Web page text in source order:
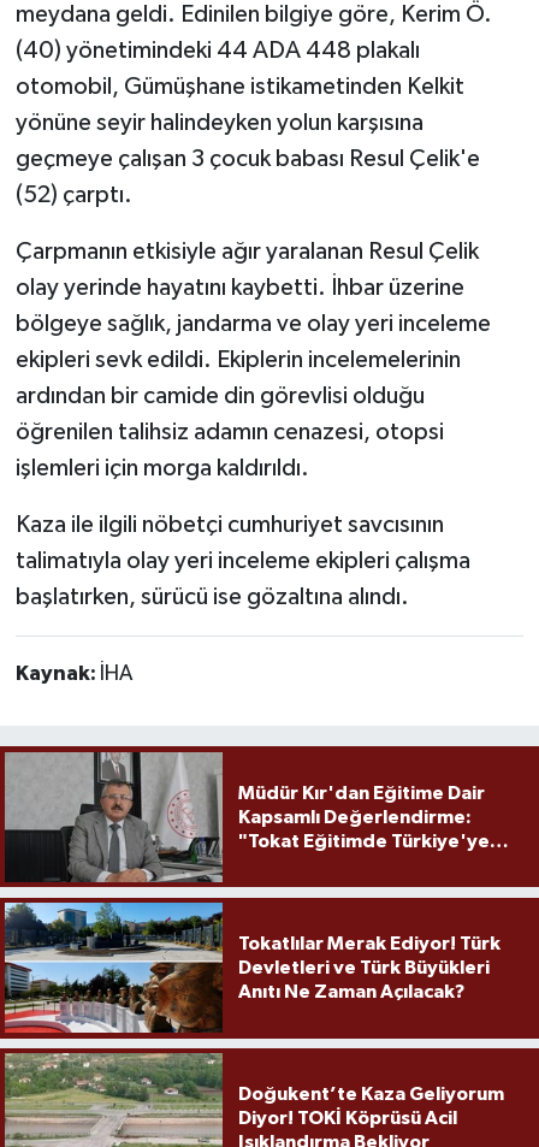
meydana geldi. Edinilen bilgiye göre, Kerim Ö.
(40) yönetimindeki 44 ADA 448 plakalı
otomobil, Gümüşhane istikametinden Kelkit
yönüne seyir halindeyken yolun karşısına
geçmeye çalışan 3 çocuk babası Resul Çelik'e
(52) çarptı.
Çarpmanın etkisiyle ağır yaralanan Resul Çelik
olay yerinde hayatını kaybetti. İhbar üzerine
bölgeye sağlık, jandarma ve olay yeri inceleme
ekipleri sevk edildi. Ekiplerin incelemelerinin
ardından bir camide din görevlisi olduğu
öğrenilen talihsiz adamın cenazesi, otopsi
işlemleri için morga kaldırıldı.
Kaza ile ilgili nöbetçi cumhuriyet savcısının
talimatıyla olay yeri inceleme ekipleri çalışma
başlatırken, sürücü ise gözaltına alındı.
Kaynak: İHA
Müdür Kır'dan Eğitime Dair
Kapsamlı Değerlendirme:
"Tokat Eğitimde Türkiye'ye
Tokatlılar Merak Ediyor! Türk
Devletleri ve Türk Büyükleri
Anıtı Ne Zaman Açılacak?
Doğukent’te Kaza Geliyorum
Diyor! TOKİ Köprüsü Acil
Işıklandırma Bekliyor